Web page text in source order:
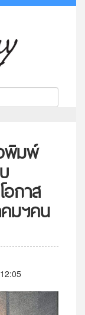
พิมพ์
กาส
มฯคน